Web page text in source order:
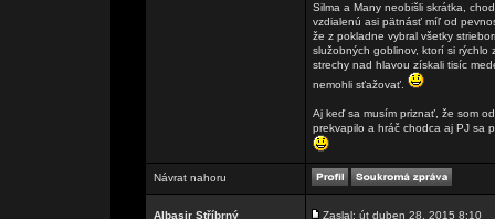
Silma a Many neobišli skrátka,
vzdialenú asi pätnásť míľ od
že z pokladne vybral všetky
služobných goblinov, ktorí si rýchlo
strechy nad hlavou získali tisíc
nemohli sťažovať.
Aj keď sa musím priznať, že som
prekvapilo a hráč chodca aj PJ sa
Návrat nahoru
Albasir Stříbrný Zaslal: út duben 28, 2015 8:10